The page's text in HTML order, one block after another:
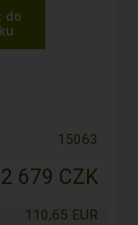
15063
2 679 CZK
110,65 EUR